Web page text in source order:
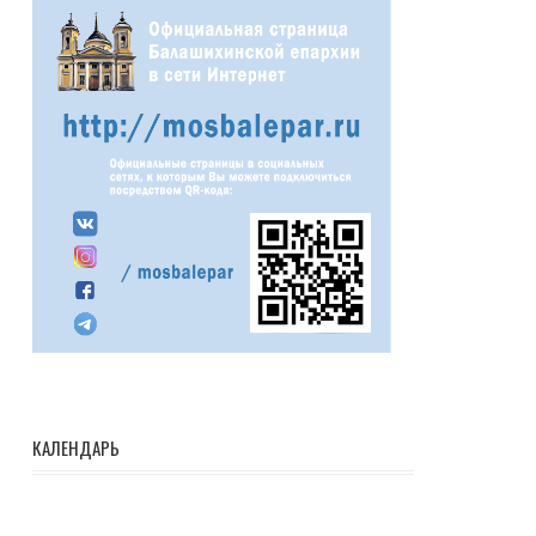
КАЛЕНДАРЬ